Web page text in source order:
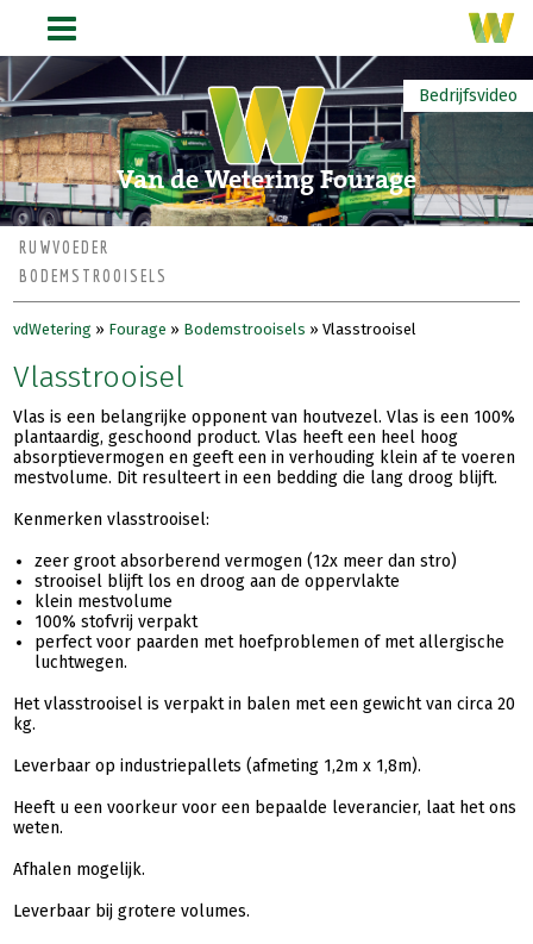
Van de Wetering Fourage
Bedrijfsvideo
RUWVOEDER
BODEMSTROOISELS
vdWetering » Fourage » Bodemstrooisels »Vlasstrooisel
Vlasstrooisel
Vlas is een belangrijke opponent van houtvezel. Vlas is een 100%
plantaardig, geschoond product. Vlas heeft een heel hoog
absorptievermogen en geeft een in verhouding klein af te voeren
mestvolume. Dit resulteert in een bedding die lang droog blijft.
Kenmerken vlasstrooisel:
zeer groot absorberend vermogen (12x meer dan stro)
strooisel blijft los en droog aan de oppervlakte
klein mestvolume
100% stofvrij verpakt
perfect voor paarden met hoefproblemen of met allergische
luchtwegen.
Het vlasstrooisel is verpakt in balen met een gewicht van circa 20
kg.
Leverbaar op industriepallets (afmeting 1,2m x 1,8m).
Heeft u een voorkeur voor een bepaalde leverancier, laat het ons
weten.
Afhalen mogelijk.
Leverbaar bij grotere volumes.